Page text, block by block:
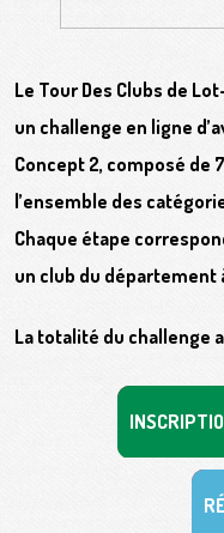
Le Tour Des Clubs de
un challenge en ligne
Concept 2, composé de
l’ensemble des
Chaque étape
un club du département
La totalité du challenge